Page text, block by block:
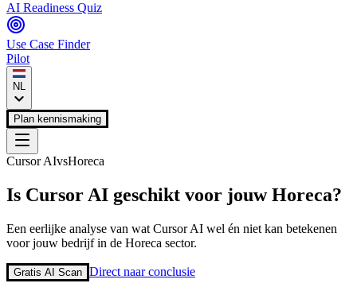
AI Readiness Quiz
Use Case Finder
Pilot
NL
Plan kennismaking
Cursor AIvsHoreca
Is Cursor AI geschikt voor jouwHoreca?
Een eerlijke analyse van wat Cursor AI wel én niet kan betekenen
voor jouw bedrijf in de Horeca sector.
Gratis AI Scan Direct naar conclusie